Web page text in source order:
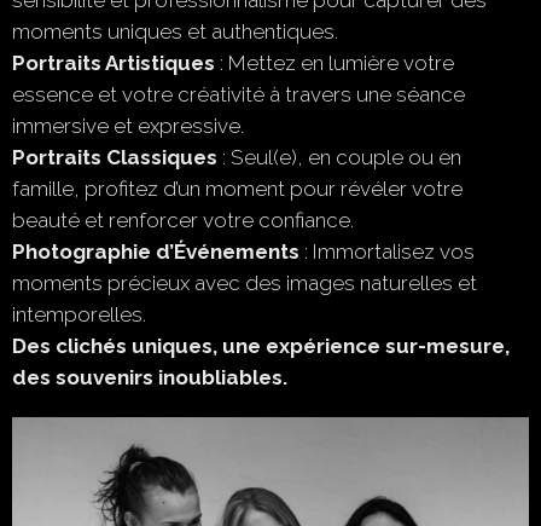
moments uniques et authentiques.
Portraits Artistiques : Mettez en lumière votre
essence et votre créativité à travers une séance
immersive et expressive.
Portraits Classiques : Seul(e), en couple ou en
famille, profitez d’un moment pour révéler votre
beauté et renforcer votre confiance.
Photographie d’Événements : Immortalisez vos
moments précieux avec des images naturelles et
intemporelles.
Des clichés uniques, une expérience sur-mesure,
des souvenirs inoubliables.